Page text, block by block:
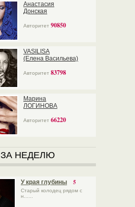
Анастасия
Донская
Авторитет 90850
VASILISA
(Елена Васильева)
Авторитет 83798
Марина
ЛОГИНОВА
Авторитет 66220
ЗА НЕДЕЛЮ
У края глубины 5
Старый колодец рядом с
н......